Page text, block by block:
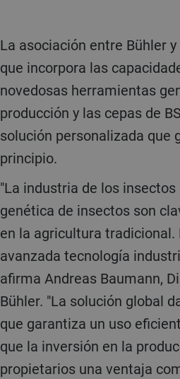
La asociación entre Bühler y NRGene ofrece a los productores de BSF una solución integral
que incorpora las
novedosas herramientas
producción y las cepas de
solución personalizada que
principio.
"La industria de los insectos sigue optimizando sus costes de producción. Los avances en
genética de insectos son
en la agricultura
avanzada tecnología
afirma Andreas Baumann,
Bühler. "La solución global
que garantiza un uso
que la inversión en la
propietarios una ventaja